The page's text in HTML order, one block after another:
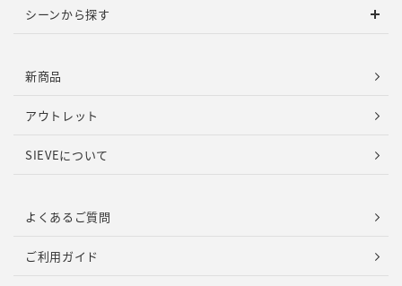
シーンから探す
新商品
アウトレット
SIEVEについて
よくあるご質問
ご利用ガイド